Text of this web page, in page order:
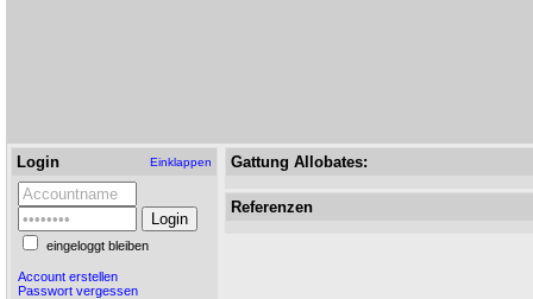
Login Einklappen
eingeloggt bleiben
Account erstellen
Passwort vergessen
Gattung Allobates:
Referenzen